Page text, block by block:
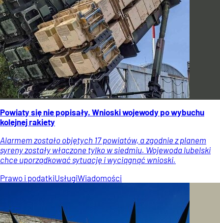
Powiaty się nie popisały. Wnioski wojewody po wybuchu
kolejnej rakiety
Alarmem zostało objętych 17 powiatów, a zgodnie z planem
syreny zostały włączone tylko w siedmiu. Wojewoda lubelski
chce uporządkować sytuację i wyciągnąć wnioski.
Prawo i podatkiUsługiWiadomości